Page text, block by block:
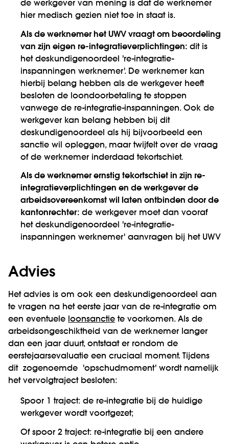
de werkgever van mening is dat de werknemer
hier medisch gezien niet toe in staat is.
Als de werknemer het UWV vraagt om beoordeling
van zijn eigen re-integratieverplichtingen: dit is
het deskundigenoordeel 're-integratie-
inspanningen werknemer'. De werknemer kan
hierbij belang hebben als de werkgever heeft
besloten de loondoorbetaling te stoppen
vanwege de re-integratie-inspanningen. Ook de
werkgever kan belang hebben bij dit
deskundigenoordeel als hij bijvoorbeeld een
sanctie wil opleggen, maar twijfelt over de vraag
of de werknemer inderdaad tekortschiet.
Als de werknemer ernstig tekortschiet in zijn re-
integratieverplichtingen en de werkgever de
arbeidsovereenkomst wil laten ontbinden door de
kantonrechter: de werkgever moet dan vooraf
het deskundigenoordeel 're-integratie-
inspanningen werknemer' aanvragen bij het UWV
Advies
Het advies is om ook een deskundigenoordeel aan
te vragen na het eerste jaar van de re-integratie om
een eventuele loonsanctie te voorkomen. Als de
arbeidsongeschiktheid van de werknemer langer
dan een jaar duurt, ontstaat er rondom de
eerstejaarsevaluatie een cruciaal moment. Tijdens
dit zogenoemde 'opschudmoment' wordt namelijk
het vervolgtraject besloten:
Spoor 1 traject: de re-integratie bij de huidige
werkgever wordt voortgezet;
Of spoor 2 traject: re-integratie bij een andere